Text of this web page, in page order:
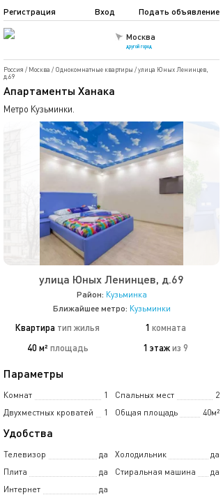
Москва
другой город
Подать объявление
Регистрация Вход
Россия / Москва / Однокомнатные квартиры /улица Юных Ленинцев,
д.69
Апартаменты Ханака
Метро Кузьминки.
улица Юных Ленинцев, д.69
Район: Кузьминка
Ближайшее метро: Кузьминки
Квартира тип жилья 1 комната
40 м² площадь 1 этажиз 9
Параметры
Комнат 1 Спальных мест
2
Двухместных кроватей
1 Общая площадь 40м²
Удобства
Телевизор да Холодильник
да
Плита
да Стиральная машина
да
Интернет
да